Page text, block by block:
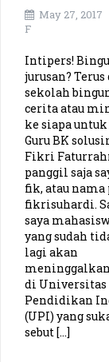
May 27, 2017
F
Intipers!
jurusan? Terus
sekolah
cerita atau
ke siapa
Guru BK
Fikri
panggil saja
fik, atau nama
fikrisuhardi.
saya
yang sudah
lagi akan
di Universitas
Pendidikan
(UPI) yang
sebut […]